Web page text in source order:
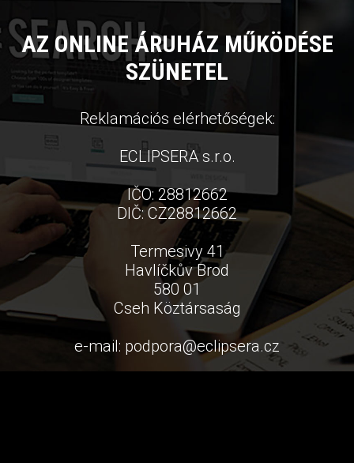
AZ ONLINE ÁRUHÁZ MŰKÖDÉSE
SZÜNETEL
Reklamációs elérhetőségek:
ECLIPSERA s.r.o.
IČO: 28812662
DIČ: CZ28812662
Termesivy 41
Havlíčkův Brod
580 01
Cseh Köztársaság
e-mail: podpora@eclipsera.cz